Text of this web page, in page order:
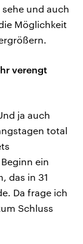
und auch
Möglichkeit
verengt
ja auch
total
ein
das in 31
Da frage ich
Schluss